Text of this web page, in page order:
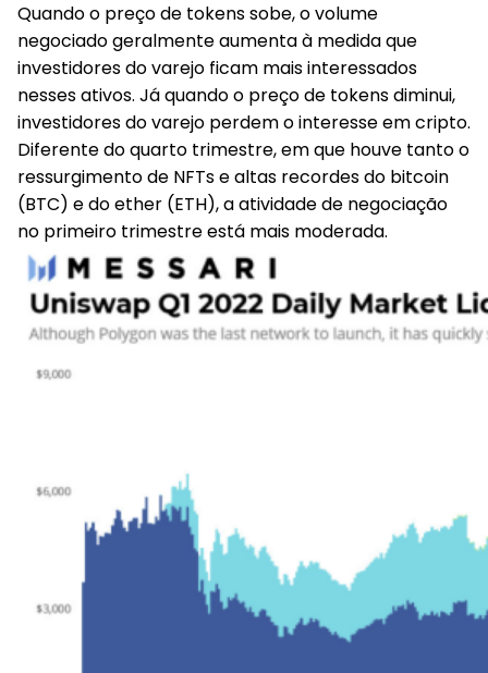
Quando o preço de tokens sobe, o volume
negociado geralmente aumenta à medida que
investidores do varejo ficam mais interessados
nesses ativos. Já quando o preço de tokens diminui,
investidores do varejo perdem o interesse em cripto.
Diferente do quarto trimestre, em que houve tanto o
ressurgimento de NFTs e altas recordes do bitcoin
(BTC) e do ether (ETH), a atividade de negociação
no primeiro trimestre está mais moderada.